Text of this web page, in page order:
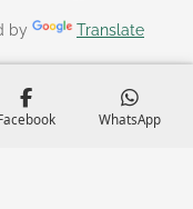
by Translate
WhatsApp